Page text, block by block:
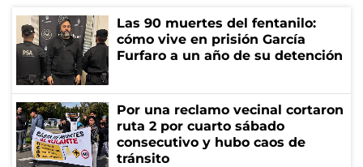
Las 90 muertes del fentanilo:
cómo vive en prisión García
Furfaro a un año de su detención
Por una reclamo vecinal cortaron
ruta 2 por cuarto sábado
consecutivo y hubo caos de
tránsito